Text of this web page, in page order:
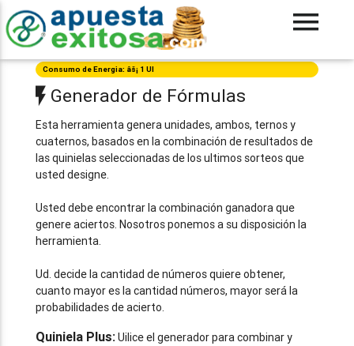
Consumo de Energia: âš¡ 1 UI
Generador de Fórmulas
Esta herramienta genera unidades, ambos, ternos y
cuaternos, basados en la combinación de resultados de
las quinielas seleccionadas de los ultimos sorteos que
usted designe.
Usted debe encontrar la combinación ganadora que
genere aciertos. Nosotros ponemos a su disposición la
herramienta.
Ud. decide la cantidad de números quiere obtener,
cuanto mayor es la cantidad números, mayor será la
probabilidades de acierto.
Quiniela Plus:Uilice el generador para combinar y